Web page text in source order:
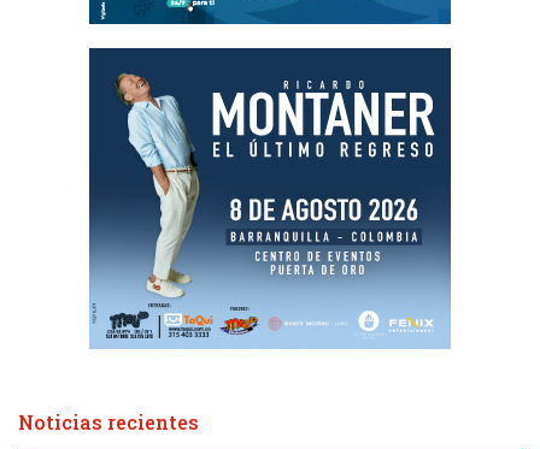
Noticias recientes